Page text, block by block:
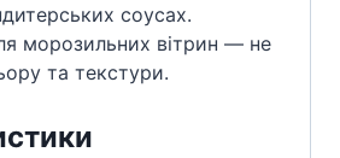
соусах.
морозильних вітрин — не
та текстури.